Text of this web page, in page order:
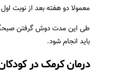
معمولا دو هفته بعد از نوبت
طی این مدت دوش گرفتن
باید انجام شود.
درمان کرمک در کودکان